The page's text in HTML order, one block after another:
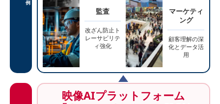
監査
改ざん防止ト
レーサビリテ
ィ強化
マーケティ
ング
顧客理解の深
化とデータ活
用
映像AIプラットフォーム